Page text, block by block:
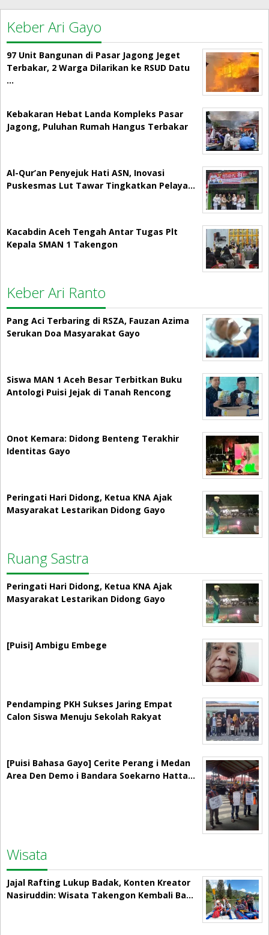
Keber Ari Gayo
97 Unit Bangunan di Pasar Jagong Jeget
Terbakar, 2 Warga Dilarikan ke RSUD Datu
…
Kebakaran Hebat Landa Kompleks Pasar
Jagong, Puluhan Rumah Hangus Terbakar
Al-Qur’an Penyejuk Hati ASN, Inovasi
Puskesmas Lut Tawar Tingkatkan Pelaya…
Kacabdin Aceh Tengah Antar Tugas Plt
Kepala SMAN 1 Takengon
Keber Ari Ranto
Pang Aci Terbaring di RSZA, Fauzan Azima
Serukan Doa Masyarakat Gayo
Siswa MAN 1 Aceh Besar Terbitkan Buku
Antologi Puisi Jejak di Tanah Rencong
Onot Kemara: Didong Benteng Terakhir
Identitas Gayo
Peringati Hari Didong, Ketua KNA Ajak
Masyarakat Lestarikan Didong Gayo
Ruang Sastra
Peringati Hari Didong, Ketua KNA Ajak
Masyarakat Lestarikan Didong Gayo
[Puisi] Ambigu Embege
Pendamping PKH Sukses Jaring Empat
Calon Siswa Menuju Sekolah Rakyat
[Puisi Bahasa Gayo] Cerite Perang i Medan
Area Den Demo i Bandara Soekarno Hatta…
Wisata
Jajal Rafting Lukup Badak, Konten Kreator
Nasiruddin: Wisata Takengon Kembali Ba…